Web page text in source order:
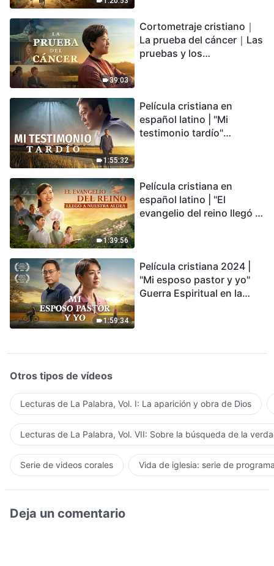
encontrarás refugio?
39:03
Cortometraje cristiano｜
La prueba del cáncer｜Las
pruebas y los
1:55:32
Película cristiana en
español latino | "Mi
testimonio tardío"
conmovedor
1:39:56
Película cristiana en
español latino | "El
evangelio del reino llegó a
1:59:34
Película cristiana 2024 |
"Mi esposo pastor y yo"
Guerra Espiritual en la
Otros tipos de vídeos
Lecturas de La Palabra, Vol. I: La aparición y obra de Dios
Lecturas de La Palabra, Vol. VII: Sobre la búsqueda de la
Serie de videos corales Vida de iglesia: serie de
Deja un comentario